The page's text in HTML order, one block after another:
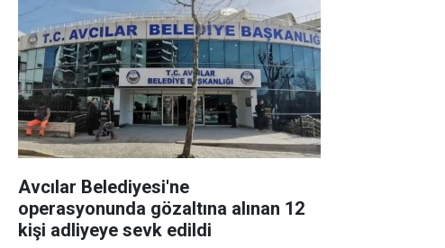
Avcılar Belediyesi'ne
operasyonunda gözaltına alınan 12
kişi adliyeye sevk edildi